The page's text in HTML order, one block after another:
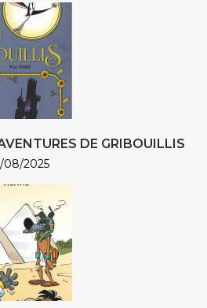
DE GRIBOUILLIS
08/2025